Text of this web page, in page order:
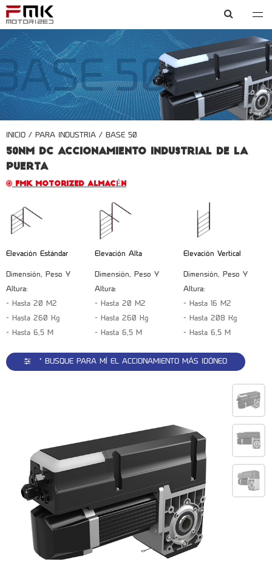
FMK motorized
INICIO / PARA INDUSTRIA / BASE 50
50NM DC ACCIONAMIENTO INDUSTRIAL DE LA
PUERTA
FMK MOTORIZED ALMACÉN
Elevación Estándar
Dimensión, Peso Y
Altura:
- Hasta 20 M2
- Hasta 260 Kg
- Hasta 6,5 M
Elevación Alta
Dimensión, Peso Y
Altura:
- Hasta 20 M2
- Hasta 260 Kg
- Hasta 6,5 M
Elevación Vertical
Dimensión, Peso Y
Altura:
- Hasta 16 M2
- Hasta 208 Kg
- Hasta 6,5 M
* BUSQUE PARA MÍ EL ACCIONAMIENTO MÁS IDÓNEO